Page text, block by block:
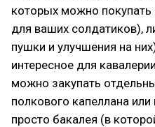
которых можно
для ваших солдатиков),
пушки и улучшения на
интересное для
можно закупать
полкового капеллана
просто бакалея (в